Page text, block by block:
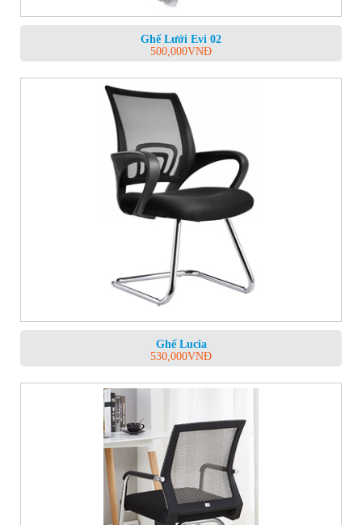
Ghế Lưới Evi 02
500,000VNĐ
Ghế Lucia
530,000VNĐ